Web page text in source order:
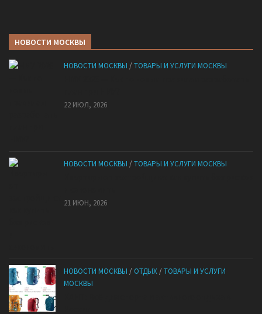
НОВОСТИ МОСКВЫ
НОВОСТИ МОСКВЫ /ТОВАРЫ И УСЛУГИ МОСКВЫ
22 ИЮЛ, 2026
НОВОСТИ МОСКВЫ /ТОВАРЫ И УСЛУГИ МОСКВЫ
21 ИЮН, 2026
НОВОСТИ МОСКВЫ / ОТДЫХ /ТОВАРЫ И УСЛУГИ
МОСКВЫ